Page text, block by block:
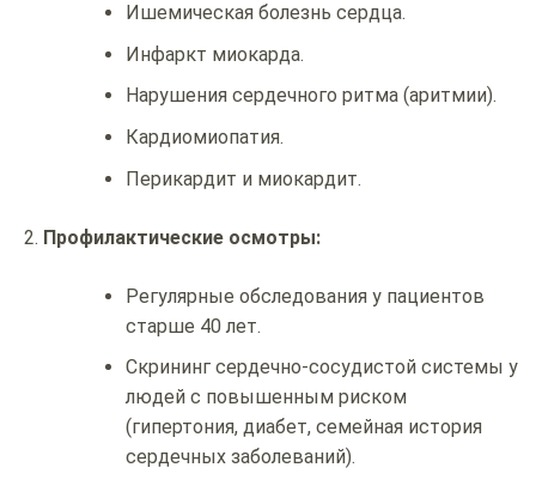
Ишемическая болезнь сердца.
Инфаркт миокарда.
Нарушения сердечного ритма (аритмии).
Кардиомиопатия.
Перикардит и миокардит.
Профилактические осмотры:
Регулярные обследования у пациентов
старше 40 лет.
Скрининг сердечно-сосудистой системы у
людей с повышенным риском
(гипертония, диабет, семейная история
сердечных заболеваний).